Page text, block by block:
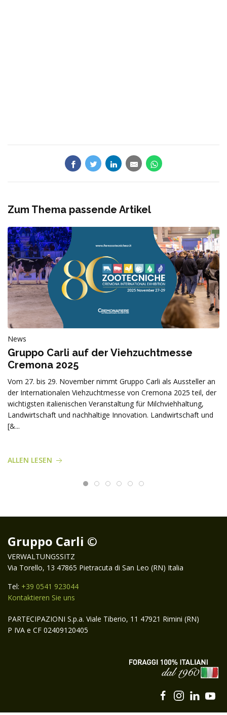
Zum Thema passende Artikel
News
Gruppo Carli auf der Viehzuchtmesse
Cremona 2025
Vom 27. bis 29. November nimmt Gruppo Carli als Aussteller an
der Internationalen Viehzuchtmesse von Cremona 2025 teil, der
wichtigsten italienischen Veranstaltung für Milchviehhaltung,
Landwirtschaft und nachhaltige Innovation. Landwirtschaft und
[&...
ALLEN LESEN
Gruppo Carli ©
VERWALTUNGSSITZ
Via Torello, 13 47865 Pietracuta di San Leo (RN) Italia
Tel: +39 0541 923044
Kontaktieren Sie uns
PARTECIPAZIONI S.p.a. Viale Tiberio, 11 47921 Rimini (RN)
P IVA e CF 02409120405